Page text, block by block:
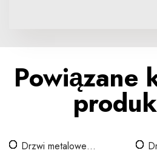
Powiązane
Drzwi metalowe